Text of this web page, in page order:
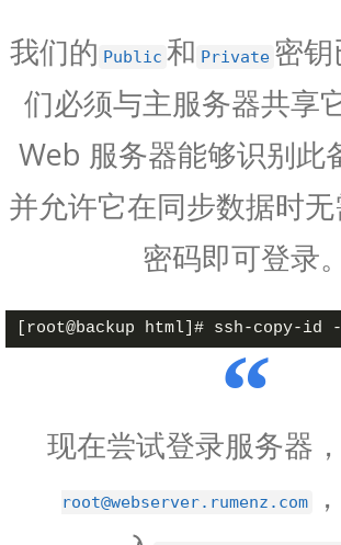
我们的 Public 和 Private 密
们必须与主服务器共享
Web 服务器能够识别此
并允许它在同步数据时
密码即可登录。
现在尝试登录服务器
root@webserver.rumenz.com